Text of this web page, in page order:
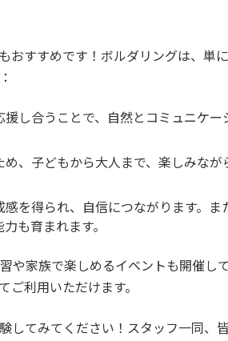
おすすめです！ボルダリングは、単
援し合うことで、自然とコミュニケー
め、子どもから大人まで、楽しみなが
を得られ、自信につながります。ま
も育まれます。
や家族で楽しめるイベントも開催して
利用いただけます。
してみてください！スタッフ一同、